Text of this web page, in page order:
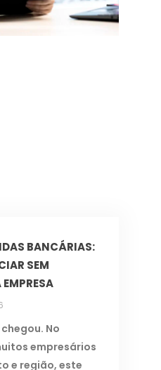
BANCÁRIAS:
SEM
No
empresários
e região, este